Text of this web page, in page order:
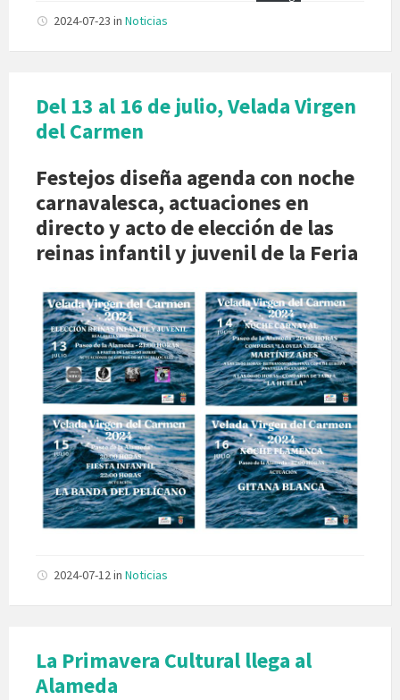
2024-07-23 in Noticias
Del 13 al 16 de julio, Velada Virgen
del Carmen
Festejos diseña agenda con noche
carnavalesca, actuaciones en
directo y acto de elección de las
reinas infantil y juvenil de la Feria
2024-07-12in Noticias
La Primavera Cultural llega al
Alameda